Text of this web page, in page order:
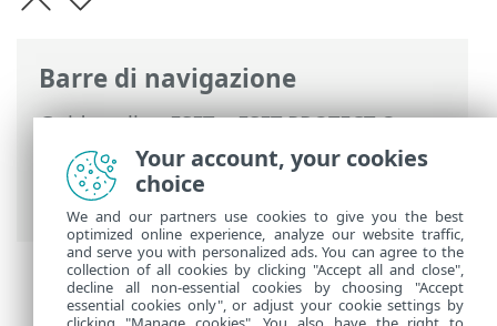
Barre di navigazione
Guida online ESET>ESET PROTECT On-
Prem> Utilizzo di ESET PROTECT VA>
Interfaccia di gestione Webmin
Strumenti
Your account, your cookies
choice
We and our partners use cookies to give you the best
optimized online experience, analyze our website traffic,
and serve you with personalized ads. You can agree to the
collection of all cookies by clicking "Accept all and close",
decline all non-essential cookies by choosing "Accept
essential cookies only", or adjust your cookie settings by